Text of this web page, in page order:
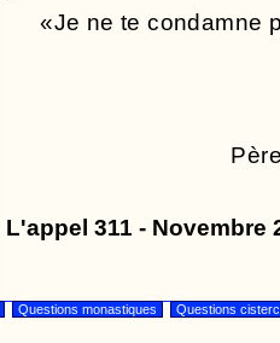
«Je ne te condamne
L'appel 311 - Novembre
Questions monastiques Questions